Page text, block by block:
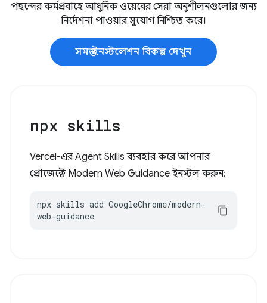
পছন্দের কর্মপ্রবাহে আধুনিক ওয়েবের সেরা অনুশীলনগুলোর জন্য
নির্দেশনা পাওয়ার সুযোগ নিশ্চিত করে।
সমস্ত ইনস্টলেশন বিকল্প দেখুন
npx skills
Vercel-এর Agent Skills ব্যবহার করে আপনার
প্রোজেক্টে Modern Web Guidance ইনস্টল করুন:
npx skills add GoogleChrome/modern-
web-guidance